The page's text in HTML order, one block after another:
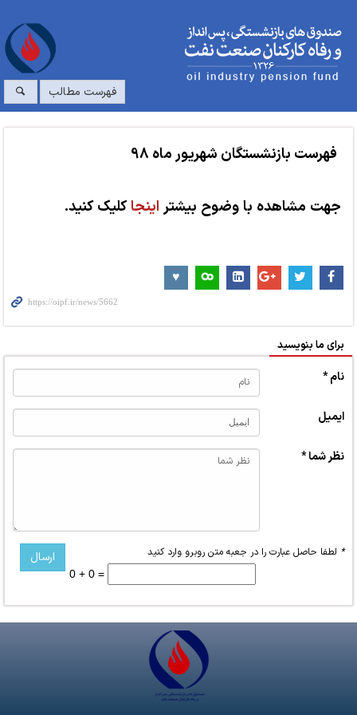
فهرست مطالب
فهرست بازنشستگان شهریور ماه 98
جهت مشاهده با وضوح بیشتر اینجاکلیک کنید.
برای ما بنویسید
نام *
ایمیل
نظر شما *
* لطفا حاصل عبارت را در جعبه متن روبرو وارد کنید
0 + 0 =